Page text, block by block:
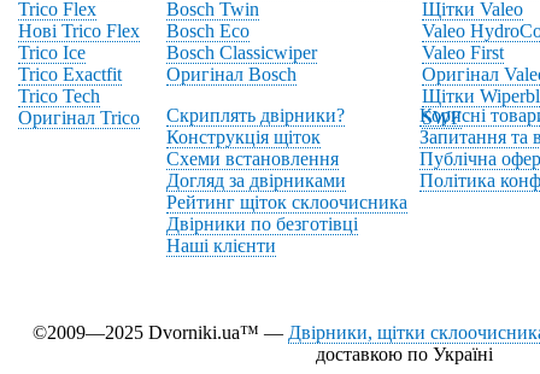
Trico Flex
Нові Trico Flex
Trico Ice
Trico Exactfit
Trico Tech
Оригінал Trico
Bosch Twin
Bosch Eco
Bosch Classicwiper
Оригінал Bosch
Щітки Valeo
Valeo
Valeo First
Оригінал
Щітки
SWF
Скриплять двірники?
Конструкція щіток
Схеми встановлення
Догляд за двірниками
Рейтинг щіток склоочисника
Двірники по безготівці
Наші клієнти
Корисні
Запитання та
Публічна
Політика
©2009—2025 Dvorniki.ua™ — Двірники, щітки
доставкою по Україні